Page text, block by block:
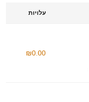
עלויות
₪0.00